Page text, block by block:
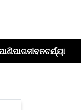
ଜୀବନଚର୍ଯ୍ୟା